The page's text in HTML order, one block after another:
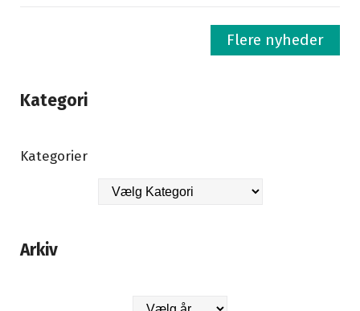
Flere nyheder
Kategori
Kategorier
Arkiv